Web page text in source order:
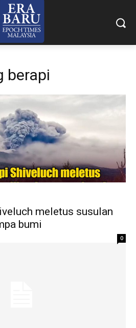
berapi
meletus susulan
bumi
0